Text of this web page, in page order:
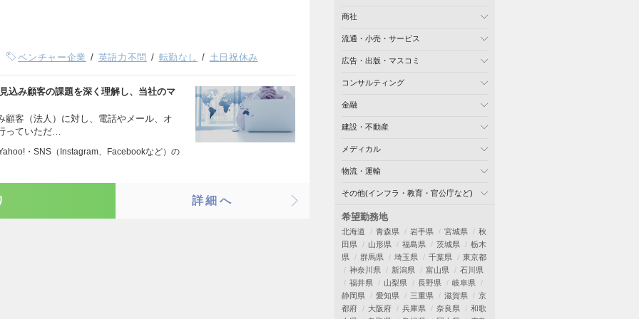
ベンチャー企業 英語力不問 転勤なし 土日祝休み
込み顧客の課題を深く理解し、当社のマ
顧客（法人）に対し、電話やメール、オ
っていただ…
・SNS（Instagram、Facebookなど）の
詳細へ
商社
流通・小売・サービス
広告・出版・マスコミ
コンサルティング
金融
建設・不動産
メディカル
物流・運輸
その他(インフラ・教育・官公庁など)
希望勤務地
北海道 青森県 岩手県 宮城県
秋
田県
山形県 福島県 茨城県
栃木
県
群馬県 埼玉県 千葉県
東京都
神奈川県
新潟県 富山県
石川県
福井県
山梨県 長野県
岐阜県
静岡県
愛知県 三重県 滋賀県
京
都府
大阪府 兵庫県 奈良県
和歌